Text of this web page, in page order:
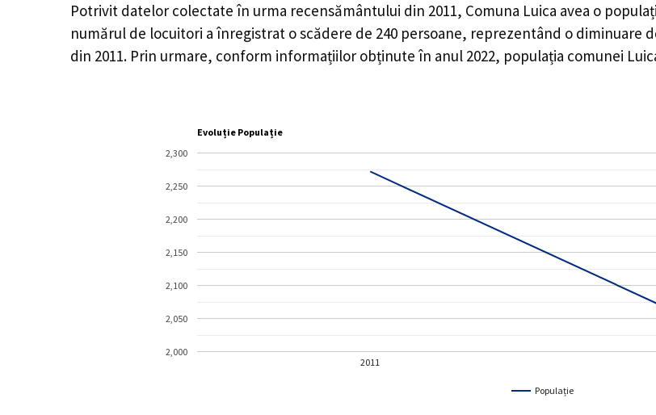
Potrivit datelor colectate în urma recensământului din 2011, Comuna Luica avea o
numărul de locuitori a înregistrat oscădere de 240 persoane, reprezentând o diminuare
din 2011. Prin urmare, conform informațiilor obținute în anul 2022, populația comunei
Evoluție Populație
Populație
2011
2,000
2,050
2,100
2,150
2,200
2,250
2,300